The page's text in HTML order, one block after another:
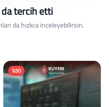
tercih etti
da hızlıca inceleyebilirsin.
%50